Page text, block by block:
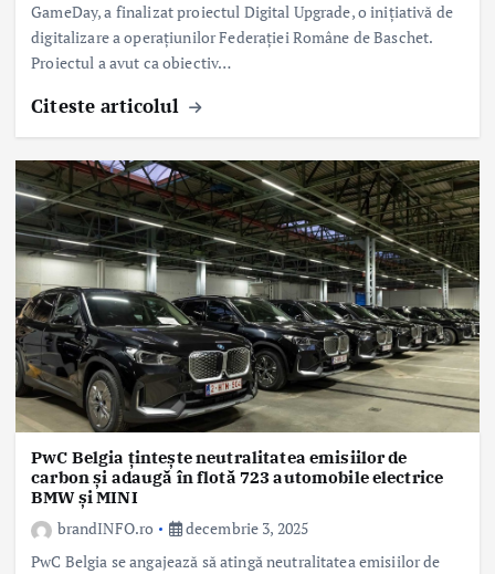
GameDay, a finalizat proiectul Digital Upgrade, o inițiativă de
digitalizare a operațiunilor Federației Române de Baschet.
Proiectul a avut ca obiectiv…
Citeste articolul
PwC Belgia țintește neutralitatea emisiilor de
carbon și adaugă în flotă 723 automobile electrice
BMW și MINI
brandINFO.ro
decembrie 3, 2025
PwC Belgia se angajează să atingă neutralitatea emisiilor de